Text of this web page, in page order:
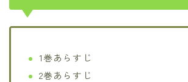
1巻あらすじ
2巻あらすじ